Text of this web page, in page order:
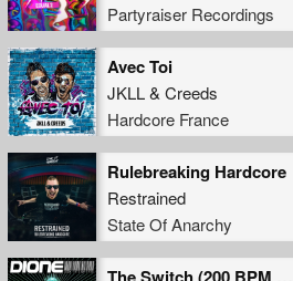
Partyraiser Recordings
Avec Toi
JKLL& Creeds
Hardcore France
Rulebreaking Hardcore
Restrained
State Of Anarchy
The Switch (200 BPM Version)